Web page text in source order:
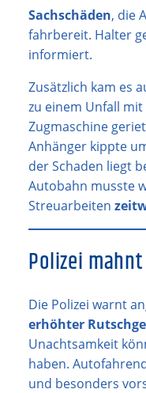
Sachschäden, die
fahrbereit. Halter
informiert.
Zusätzlich kam es
zu einem Unfall mit
Zugmaschine
Anhänger kippte
der Schaden liegt
Autobahn musste
Streuarbeiten
Polizei
Die Polizei warnt
erhöhter
Unachtsamkeit
haben.
und besonders